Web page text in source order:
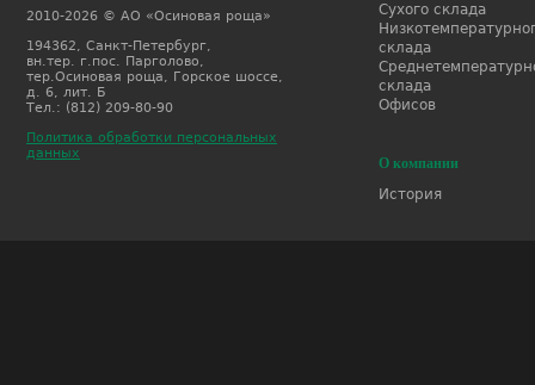
2010-2026 © АО «Осиновая роща»
194362, Санкт-Петербург,
вн.тер. г.пос. Парголово,
тер.Осиновая роща, Горское шоссе,
д. 6, лит. Б
Тел.: (812) 209-80-90
Политика обработки персональных
данных
Сухого склада
склада
склада
Офисов
О компании
История